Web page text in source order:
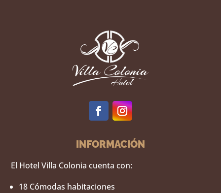
INFORMACIÓN
El Hotel Villa Colonia cuenta con:
18 Cómodas habitaciones